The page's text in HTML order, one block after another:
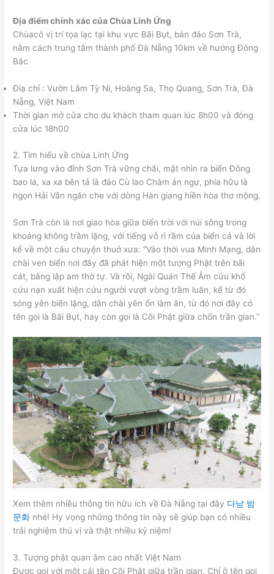
Địa điểm chính xác của Chùa Linh Ứng
Chùacó vị trí tọa lạc tại khu vực Bãi Bụt, bán đảo Sơn Trà,
nằm cách trung tâm thành phố Đà Nẵng 10km về hướng Đông
Bắc
Điạ chỉ : Vườn Lâm Tỳ Ni, Hoàng Sa, Thọ Quang, Sơn Trà, Đà
Nẵng, Việt Nam
Thời gian mở cửa cho du khách tham quan lúc 8h00 và đóng
cửa lúc 18h00
2. Tìm hiểu về chùa Linh Ứng
Tựa lưng vào đỉnh Sơn Trà vững chãi, mặt nhìn ra biển Đông
bao la, xa xa bên tả là đảo Cù lao Chàm án ngự, phía hữu là
ngọn Hải Vân ngăn che với dòng Hàn giang hiền hòa thơ mộng.
Sơn Trà còn là nơi giao hòa giữa biển trời với núi sông trong
khoảng không trầm lặng, với tiếng vỗ rì rầm của biển cả và lời
kể về một câu chuyện thuở xưa: “Vào thời vua Minh Mạng, dân
chài ven biển nơi đây đã phát hiện một tượng Phật trên bãi
cát, bằng lập am thờ tự. Và rồi, Ngài Quán Thế Âm cứu khổ
cứu nạn xuất hiện cứu người vượt vòng trầm luân, kể từ đó
sóng yên biển lặng, dân chài yên ổn làm ăn, từ đó nơi đây có
tên gọi là Bãi Bụt, hay còn gọi là Cõi Phật giữa chốn trần gian.”
Xem thêm nhiều thông tin hữu ích về Đà Nẵng tại đây 다낭 밤
문화 nhé! Hy vọng những thông tin này sẽ giúp bạn có nhiều
trải nghiệm thú vị và thật nhiều kỷ niệm!
3. Tượng phật quan âm cao nhất Việt Nam
Được gọi với một cái tên Cõi Phật giữa trần gian. Chỉ ở tên gọi